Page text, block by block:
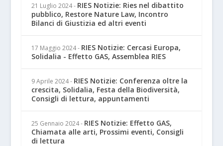
21 Luglio 2024 - RIES Notizie: Ries nel dibattito
pubblico, Restore Nature Law, Incontro
Bilanci di Giustizia ed altri eventi
17 Maggio 2024 - RIES Notizie: Cercasi Europa,
Solidalia - Effetto GAS, Assemblea RIES
9 Aprile 2024 - RIES Notizie: Conferenza oltre la
crescita, Solidalia, Festa della Biodiversità,
Consigli di lettura, appuntamenti
25 Gennaio 2024 - RIES Notizie: Effetto GAS,
Chiamata alle arti, Prossimi eventi, Consigli
di lettura